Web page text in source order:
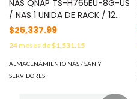
NAS QNAP TS-H765EU-8G-US
/ NAS 1 UNIDA DE RACK / 12
PULGADAS DE PROFUNDIDAD/
4 BAHIAS SATA 3.5 + 3 E1S PCIE
M2 2280 / INTEL ATOM
X7405C 4 NUCLEOS / 8GB
DDR5 / 2 M2 PCIE GEN3 X1 /
$25,337.99
24meses de$1,531.15
ALMACENAMIENTO NAS / SAN Y
SERVIDORES